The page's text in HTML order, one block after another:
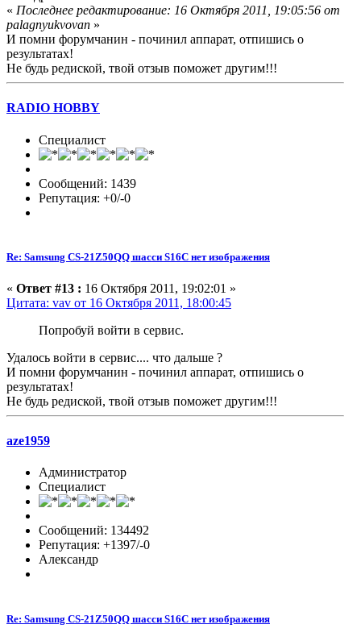
« Последнее редактирование: 16 Октября 2011, 19:05:56 от
palagnyukvovan »
И помни форумчанин - починил аппарат, отпишись о
результатах!
Не будь редиской, твой отзыв поможет другим!!!
RADIO HOBBY
Специалист
Сообщений: 1439
Репутация: +0/-0
Re: Samsung CS-21Z50QQ шасси S16C нет изображения
« Ответ #13 : 16 Октября 2011, 19:02:01 »
Цитата: vav от 16 Октября 2011, 18:00:45
Попробуй войти в сервис.
Удалось войти в сервис.... что дальше ?
И помни форумчанин - починил аппарат, отпишись о
результатах!
Не будь редиской, твой отзыв поможет другим!!!
aze1959
Администратор
Специалист
Сообщений: 134492
Репутация: +1397/-0
Александр
Re: Samsung CS-21Z50QQ шасси S16C нет изображения